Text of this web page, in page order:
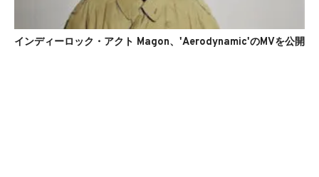
インディーロック・アクト Magon、'Aerodynamic'のMVを公開